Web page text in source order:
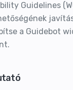
Guidelines
a Guidebot